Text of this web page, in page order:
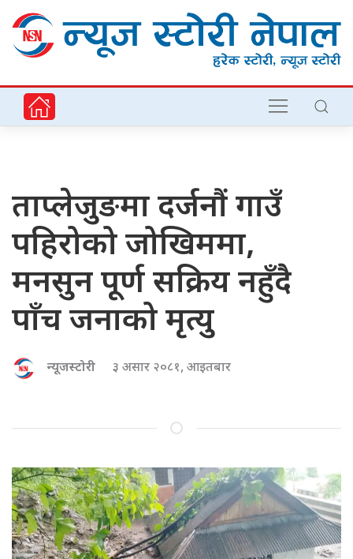
ताप्लेजुङमा दर्जनौं गाउँ
पहिरोको जोखिममा,
मनसुन पूर्ण सक्रिय नहुँदै
पाँच जनाको मृत्यु
न्यूजस्टोरी ३ असार २०८१, आइतबार